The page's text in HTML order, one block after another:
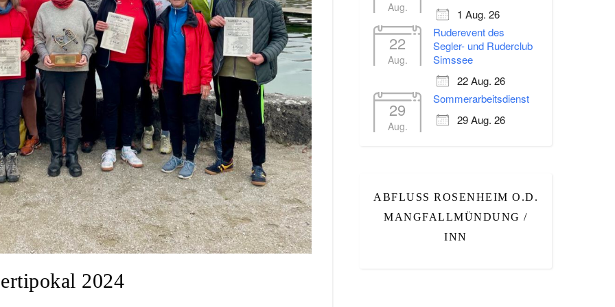
2024
Aug.
1 Aug. 26
22
Aug.
Ruderevent des
Segler- und Ruderclub
Simssee
22 Aug. 26
29
Aug.
Sommerarbeitsdienst
29 Aug. 26
ABFLUSS ROSENHEIM O.D.
MANGFALLMÜNDUNG /
INN